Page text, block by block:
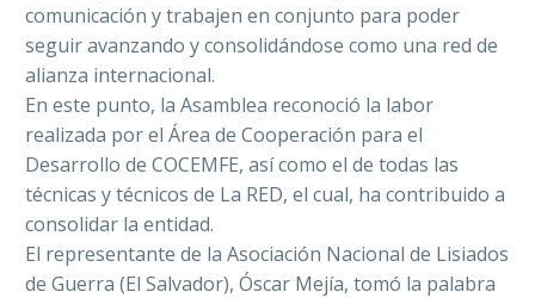
comunicación y trabajen en conjunto para poder
seguir avanzando y consolidándose como una red de
alianza internacional.
En este punto, la Asamblea reconoció la labor
realizada por el Área de Cooperación para el
Desarrollo de COCEMFE, así como el de todas las
técnicas y técnicos de La RED, el cual, ha contribuido a
consolidar la entidad.
El representante de la Asociación Nacional de Lisiados
de Guerra (El Salvador), Óscar Mejía, tomó la palabra